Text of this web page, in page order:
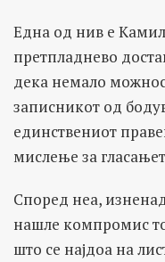
Една од нив е
претпладнево
дека немало
записникот од
единствениот
мислење за
Според неа,
нашле компромис
што се најдоа на